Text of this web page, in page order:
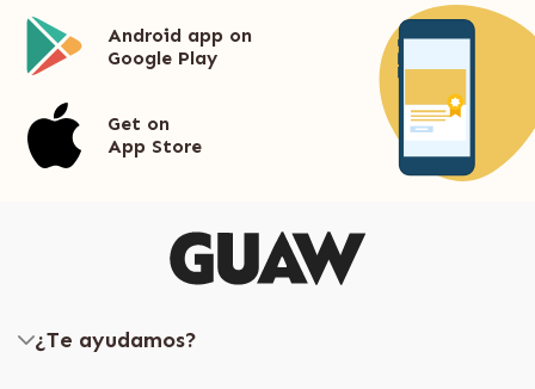
Android app on
Google Play
Get on
App Store
¿Te ayudamos?